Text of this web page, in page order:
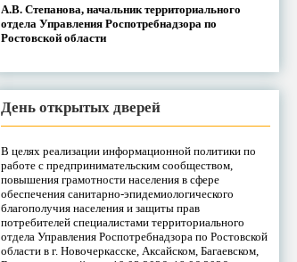
А.В. Степанова, начальник территориального
отдела Управления Роспотребнадзора по
Ростовской области
День открытых дверей
В целях реализации информационной политики по
работе с предпринимательским сообществом,
повышения грамотности населения в сфере
обеспечения санитарно-эпидемиологического
благополучия населения и защиты прав
потребителей специалистами территориального
отдела Управления Роспотребнадзора по Ростовской
области в г. Новочеркасске, Аксайском, Багаевском,